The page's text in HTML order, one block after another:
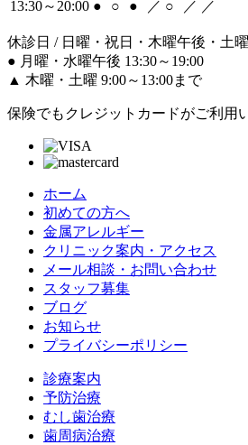
13:30～20:00 ● ○ ● ／ ○ ／ ／
休診日 / 日曜・祝日・木曜午後・土
● 月曜・水曜午後 13:30～19:00
▲ 木曜・土曜 9:00～13:00まで
保険でもクレジットカードがご利用
ホーム
初めての方へ
金属アレルギー
クリニック案内・アクセス
メール相談・お問い合わせ
スタッフ募集
ブログ
お知らせ
プライバシーポリシー
診療案内
予防治療
むし歯治療
歯周病治療